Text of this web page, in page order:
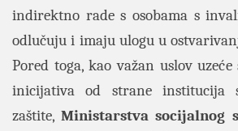
indirektno rade s osobama s
odlučuju i imaju ulogu u
Pored toga, kao važan uslov
inicijativa od strane institucija
zaštite,Ministarstva socijalnog